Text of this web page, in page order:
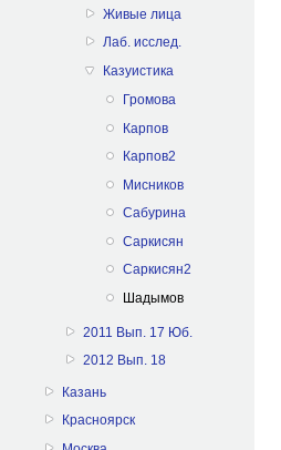
Живые лица
Лаб. исслед.
Казуистика
Громова
Карпов
Карпов2
Мисников
Сабурина
Саркисян
Саркисян2
Шадымов
2011 Вып. 17 Юб.
2012 Вып. 18
Казань
Красноярск